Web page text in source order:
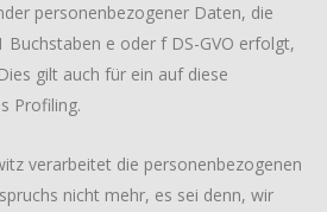
personenbezogener Daten, die
Buchstaben e oder f DS-GVO erfolgt,
gilt auch für ein auf diese
Profiling.
verarbeitet die personenbezogenen
nicht mehr, es sei denn, wir